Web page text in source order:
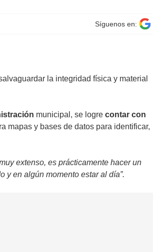
Síguenos en:
la integridad física y material
municipal, se logre contar con
mapas y bases de datos para identificar,
extenso, es prácticamente hacer un
y en algún momento estar al día”.